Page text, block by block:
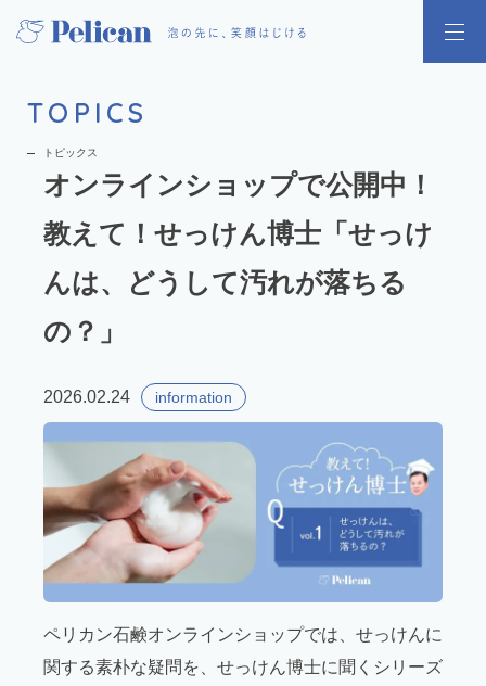
TOPICS
トピックス
オンラインショップで公開中！
教えて！せっけん博士「せっけ
んは、どうして汚れが落ちる
の？」
2026.02.24 information
ペリカン石鹸オンラインショップでは、せっけんに
関する素朴な疑問を、せっけん博士に聞くシリーズ